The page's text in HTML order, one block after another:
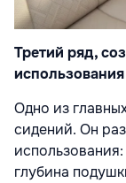
Третий ряд,
использования
Одно из
сидений. Он
глубина